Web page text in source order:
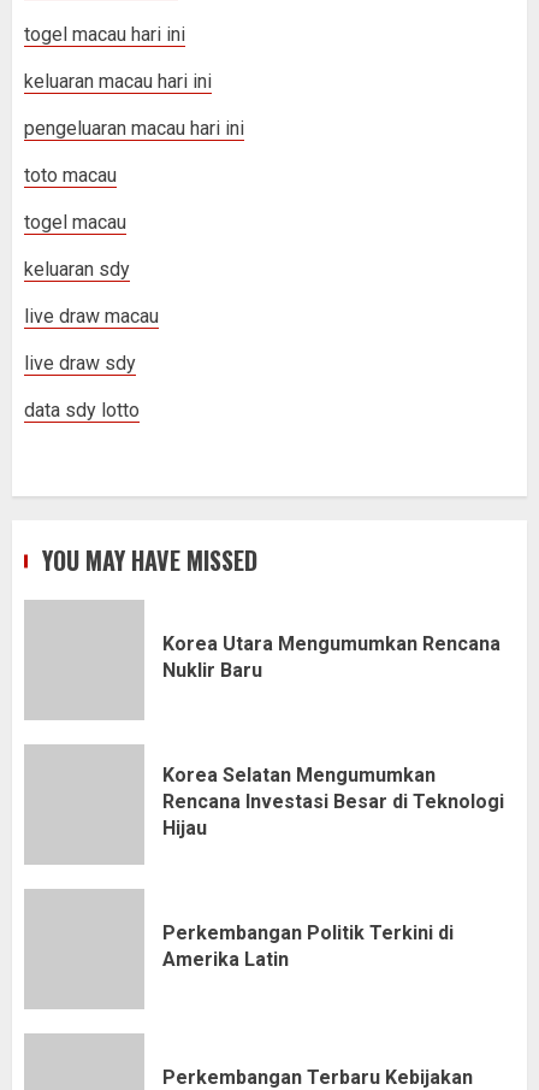
togel macau hari ini
keluaran macau hari ini
pengeluaran macau hari ini
toto macau
togel macau
keluaran sdy
live draw macau
live draw sdy
data sdy lotto
YOU MAY HAVE MISSED
Korea Utara Mengumumkan Rencana
Nuklir Baru
Korea Selatan Mengumumkan
Rencana Investasi Besar di Teknologi
Hijau
Perkembangan Politik Terkini di
Amerika Latin
Perkembangan Terbaru Kebijakan